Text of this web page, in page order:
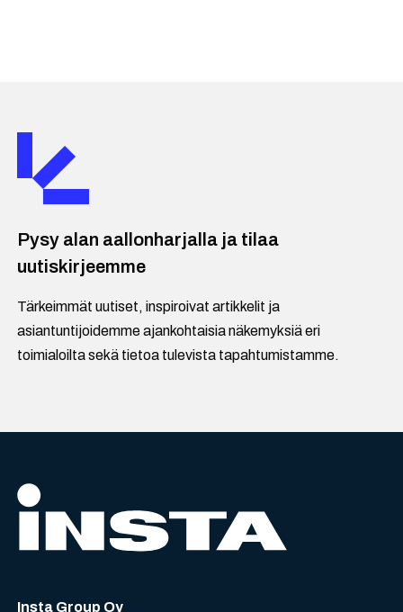
Pysy alan aallonharjalla ja tilaa
uutiskirjeemme
Tärkeimmät uutiset, inspiroivat artikkelit ja
asiantuntijoidemme ajankohtaisia näkemyksiä eri
toimialoilta sekä tietoa tulevista tapahtumistamme.
Insta Group Oy